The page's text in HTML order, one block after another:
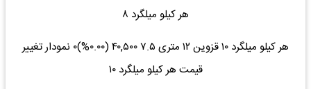
هر کیلو میلگرد ۸
هر کیلو میلگرد ۱۰ قزوین ۱۲ متری ۷.۵ ۴۰,۵۰۰ (۰.۰۰%)۰ نمودار تغییر
قیمت هر کیلو میلگرد ۱۰